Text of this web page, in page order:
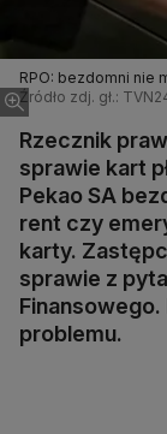
RPO: bezdomni nie
Źródło zdj. gł.:
Rzecznik
sprawie kart
Pekao SA
rent czy
karty.
sprawie z
problemu.